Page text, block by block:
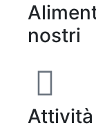
nostri